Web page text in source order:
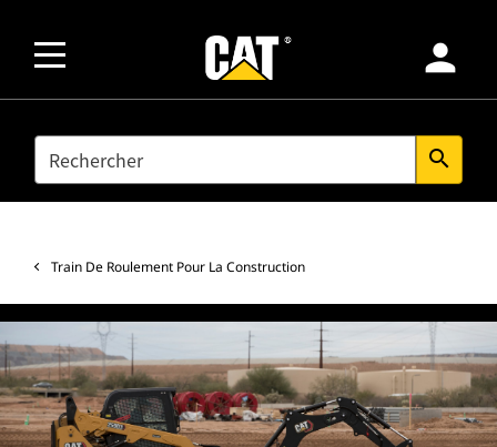
person
SEARCH search
Train De Roulement Pour La Construction